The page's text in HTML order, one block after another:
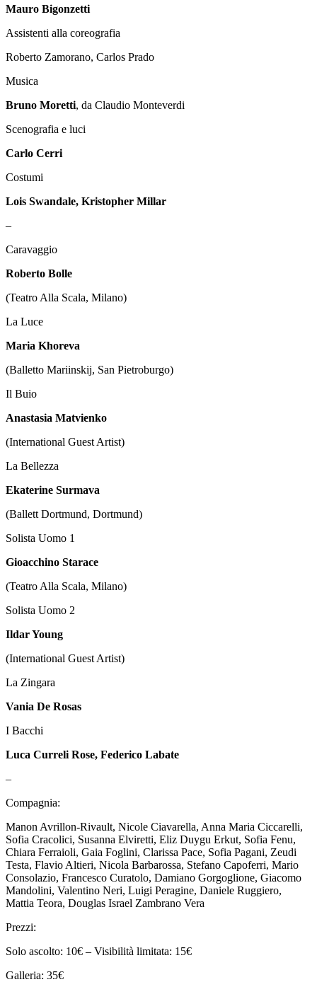
Mauro Bigonzetti
Assistenti alla coreografia
Roberto Zamorano, Carlos Prado
Musica
Bruno Moretti, da Claudio Monteverdi
Scenografia e luci
Carlo Cerri
Costumi
Lois Swandale, Kristopher Millar
–
Caravaggio
Roberto Bolle
(Teatro Alla Scala, Milano)
La Luce
Maria Khoreva
(Balletto Mariinskij, San Pietroburgo)
Il Buio
Anastasia Matvienko
(International Guest Artist)
La Bellezza
Ekaterine Surmava
(Ballett Dortmund, Dortmund)
Solista Uomo 1
Gioacchino Starace
(Teatro Alla Scala, Milano)
Solista Uomo 2
Ildar Young
(International Guest Artist)
La Zingara
Vania De Rosas
I Bacchi
Luca Curreli Rose, Federico Labate
–
Compagnia:
Manon Avrillon-Rivault, Nicole Ciavarella, Anna Maria Ciccarelli,
Sofia Cracolici, Susanna Elviretti, Eliz Duygu Erkut, Sofia Fenu,
Chiara Ferraioli, Gaia Foglini, Clarissa Pace, Sofia Pagani, Zeudi
Testa, Flavio Altieri, Nicola Barbarossa, Stefano Capoferri, Mario
Consolazio, Francesco Curatolo, Damiano Gorgoglione, Giacomo
Mandolini, Valentino Neri, Luigi Peragine, Daniele Ruggiero,
Mattia Teora, Douglas Israel Zambrano Vera
Prezzi:
Solo ascolto: 10€ – Visibilità limitata: 15€
Galleria: 35€